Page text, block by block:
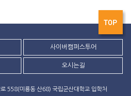
사이버캠퍼스투어
오시는길
558(미룡동 산68) 국립군산대학교 입학처